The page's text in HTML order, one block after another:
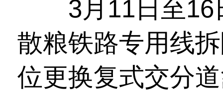
3月11日至16
散粮铁路专用线
位更换复式交分